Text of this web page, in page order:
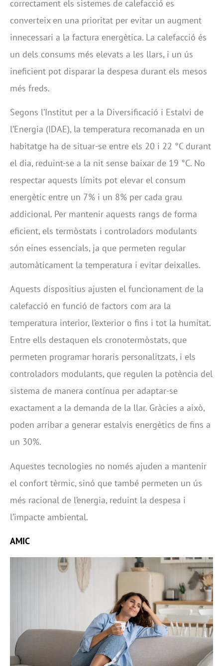
correctament els sistemes de calefacció es
converteix en una prioritat per evitar un augment
innecessari a la factura energètica. La calefacció és
un dels consums més elevats a les llars, i un ús
ineficient pot disparar la despesa durant els mesos
més freds.
Segons l’Institut per a la Diversificació i Estalvi de
l’Energia (IDAE), la temperatura recomanada en un
habitatge ha de situar-se entre els 20 i 22 °C durant
el dia, reduint-se a la nit sense baixar de 19 °C. No
respectar aquests límits pot elevar el consum
energètic entre un 7% i un 8% per cada grau
addicional. Per mantenir aquests rangs de forma
eficient, els termòstats i controladors modulants
són eines essencials, ja que permeten regular
automàticament la temperatura i evitar deixalles.
Aquests dispositius ajusten el funcionament de la
calefacció en funció de factors com ara la
temperatura interior, l’exterior o fins i tot la humitat.
Entre ells destaquen els cronotermòstats, que
permeten programar horaris personalitzats, i els
controladors modulants, que regulen la potència del
sistema de manera contínua per adaptar-se
exactament a la demanda de la llar. Gràcies a això,
poden arribar a generar estalvis energètics de fins a
un 30%.
Aquestes tecnologies no només ajuden a mantenir
el confort tèrmic, sinó que també permeten un ús
més racional de l’energia, reduint la despesa i
l’impacte ambiental.
AMIC